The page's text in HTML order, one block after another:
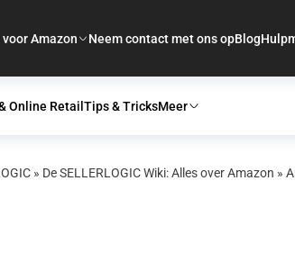
Amazon Neem contact met ons opBlog
Online RetailTips & TricksMeer
» De SELLERLOGIC Wiki: Alles over Amazon »